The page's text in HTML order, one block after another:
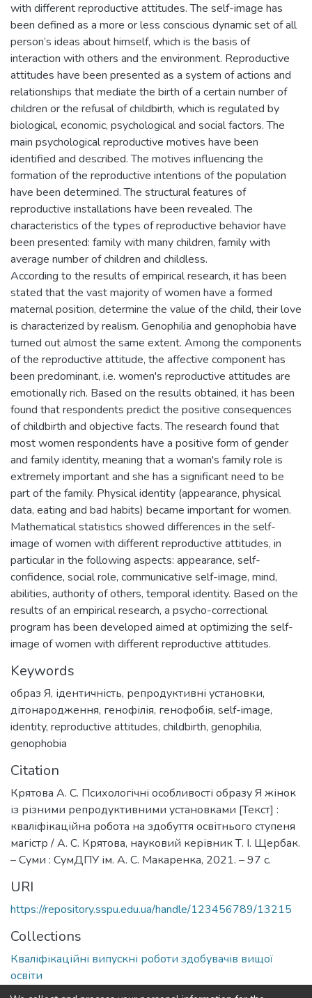
with different reproductive attitudes. The self-image has
been defined as a more or less conscious dynamic set of all
person’s ideas about himself, which is the basis of
interaction with others and the environment. Reproductive
attitudes have been presented as a system of actions and
relationships that mediate the birth of a certain number of
children or the refusal of childbirth, which is regulated by
biological, economic, psychological and social factors. The
main psychological reproductive motives have been
identified and described. The motives influencing the
formation of the reproductive intentions of the population
have been determined. The structural features of
reproductive installations have been revealed. The
characteristics of the types of reproductive behavior have
been presented: family with many children, family with
average number of children and childless.
According to the results of empirical research, it has been
stated that the vast majority of women have a formed
maternal position, determine the value of the child, their love
is characterized by realism. Genophilia and genophobia have
turned out almost the same extent. Among the components
of the reproductive attitude, the affective component has
been predominant, i.e. women's reproductive attitudes are
emotionally rich. Based on the results obtained, it has been
found that respondents predict the positive consequences
of childbirth and objective facts. The research found that
most women respondents have a positive form of gender
and family identity, meaning that a woman's family role is
extremely important and she has a significant need to be
part of the family. Physical identity (appearance, physical
data, eating and bad habits) became important for women.
Mathematical statistics showed differences in the self-
image of women with different reproductive attitudes, in
particular in the following aspects: appearance, self-
confidence, social role, communicative self-image, mind,
abilities, authority of others, temporal identity. Based on the
results of an empirical research, a psycho-correctional
program has been developed aimed at optimizing the self-
image of women with different reproductive attitudes.
Keywords
образ Я, ідентичність, репродуктивні установки,
дітонародження, генофілія, генофобія, self-image,
identity, reproductive attitudes, childbirth, genophilia,
genophobia
Citation
Крятова А. С. Психологічні особливості образу Я жінок
із різними репродуктивними установками [Текст] :
кваліфікаційна робота на здобуття освітнього ступеня
магістр / А. С. Крятова, науковий керівник Т. І. Щербак.
– Суми : СумДПУ ім. А. С. Макаренка, 2021. – 97 с.
URI
https://repository.sspu.edu.ua/handle/123456789/13215
Collections
Кваліфікаційні випускні роботи здобувачів вищої
освіти